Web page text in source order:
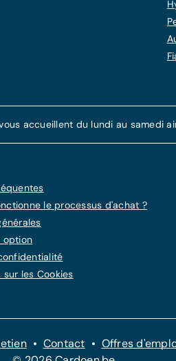
accueillent du lundi au samedi
le processus d'achat ?
option
sur les Cookies
Contact Offres